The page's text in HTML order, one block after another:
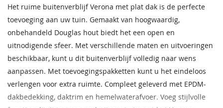
Afmeting robuuste
staanders
14,5x14,5 cm
Daktype Plat dak
Gordingen 6,5x14,5 cm
Dakbeschot Vellingdelen 1,8x14,5 cm
Het ruime buitenverblijf Verona met plat dak is de perfecte
toevoeging aan uw tuin. Gemaakt van hoogwaardig,
onbehandeld Douglas hout biedt het een open en
uitnodigende sfeer. Met verschillende maten en uitvoeringen
beschikbaar, kunt u dit buitenverblijf volledig naar wens
aanpassen. Met toevoegingspakketten kunt u het eindeloos
verlengen voor extra ruimte. Compleet geleverd met EPDM-
dakbedekking, daktrim en hemelwaterafvoer. Voeg stijlvolle